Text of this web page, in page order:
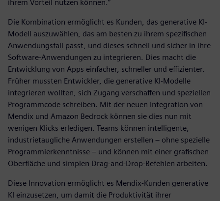
ihrem Vorteil nutzen können.“
Die Kombination ermöglicht es Kunden, das generative KI-
Modell auszuwählen, das am besten zu ihrem spezifischen
Anwendungsfall passt, und dieses schnell und sicher in ihre
Software-Anwendungen zu integrieren. Dies macht die
Entwicklung von Apps einfacher, schneller und effizienter.
Früher mussten Entwickler, die generative KI-Modelle
integrieren wollten, sich Zugang verschaffen und speziellen
Programmcode schreiben. Mit der neuen Integration von
Mendix und Amazon Bedrock können sie dies nun mit
wenigen Klicks erledigen. Teams können intelligente,
industrietaugliche Anwendungen erstellen – ohne spezielle
Programmierkenntnisse – und können mit einer grafischen
Oberfläche und simplen Drag-and-Drop-Befehlen arbeiten.
Diese Innovation ermöglicht es Mendix-Kunden generative
KI einzusetzen, um damit die Produktivität ihrer